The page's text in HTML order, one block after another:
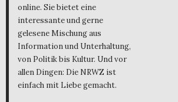
online. Sie bietet eine
interessante und gerne
gelesene Mischung aus
Information und Unterhaltung,
von Politik bis Kultur. Und vor
allen Dingen: Die NRWZ ist
einfach mit Liebe gemacht.